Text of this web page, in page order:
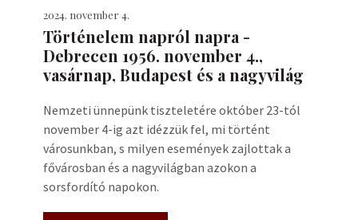
2024. november 4.
Történelem napról napra -
Debrecen 1956. november 4.,
vasárnap, Budapest és a nagyvilág
Nemzeti ünnepünk tiszteletére október 23-tól
november 4-ig azt idézzük fel, mi történt
városunkban, s milyen események zajlottak a
fővárosban és a nagyvilágban azokon a
sorsfordító napokon.